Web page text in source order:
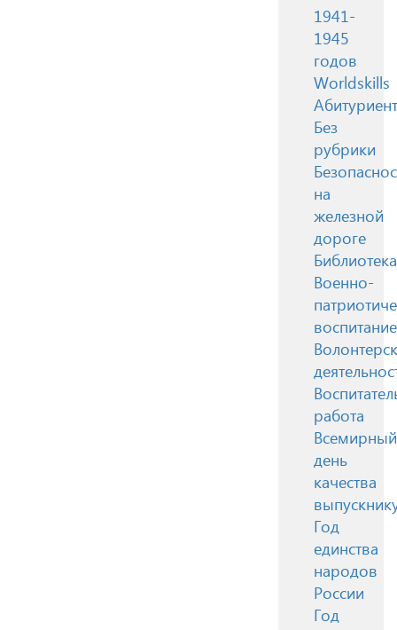
1941-
1945
годов
Worldskills
Без
рубрики
на
железной
дороге
Библиотека
Военно-
воспитание
работа
Всемирный
день
качества
Год
единства
народов
России
Год